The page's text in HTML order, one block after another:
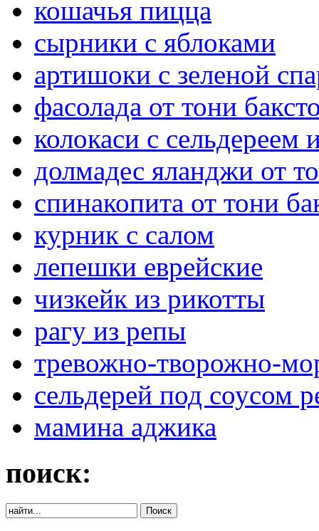
кошачья пицца
сырники с яблоками
артишоки с зеленой
фасолада от тони
колокаси с
долмадес яланджи от
спинакопита от тони
курник с салом
лепешки еврейские
чизкейк из рикотты
рагу из репы
тревожно-творожно-
сельдерей под соусом
мамина аджика
поиск: